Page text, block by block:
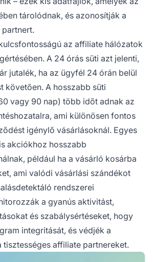
tárolódnak, és azonosítják a
az affiliate hálózatok
A 24 órás süti azt jelenti,
jutalék, ha az ügyfél 24 órán belül
követően. A hosszabb süti
vagy 90 nap) több időt adnak az
ami különösen fontos
igénylő vásárlásoknál. Egyes
akciókhoz hosszabb
például ha a vásárló kosárba
ami valódi vásárlási szándékot
rendszerei
a gyanús aktivitást,
és szabálysértéseket, hogy
integritását, és védjék a
tisztességes affiliate partnereket.